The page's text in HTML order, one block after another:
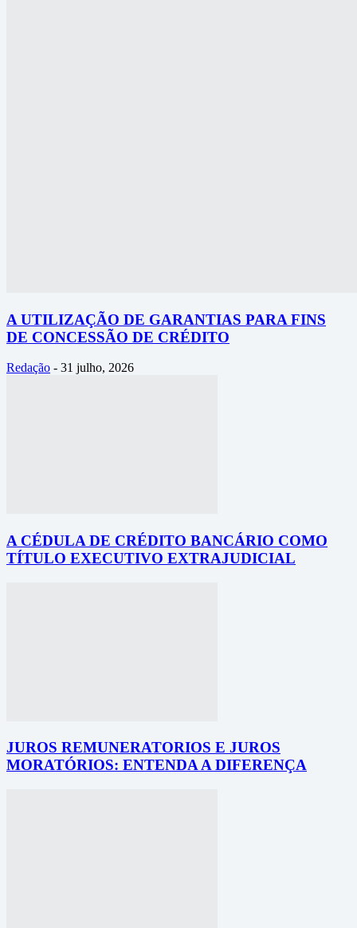
A UTILIZAÇÃO DE GARANTIAS PARA FINS
DE CONCESSÃO DE CRÉDITO
Redação - 31 julho, 2026
A CÉDULA DE CRÉDITO BANCÁRIO COMO
TÍTULO EXECUTIVO EXTRAJUDICIAL
JUROS REMUNERATORIOS E JUROS
MORATÓRIOS: ENTENDA A DIFERENÇA